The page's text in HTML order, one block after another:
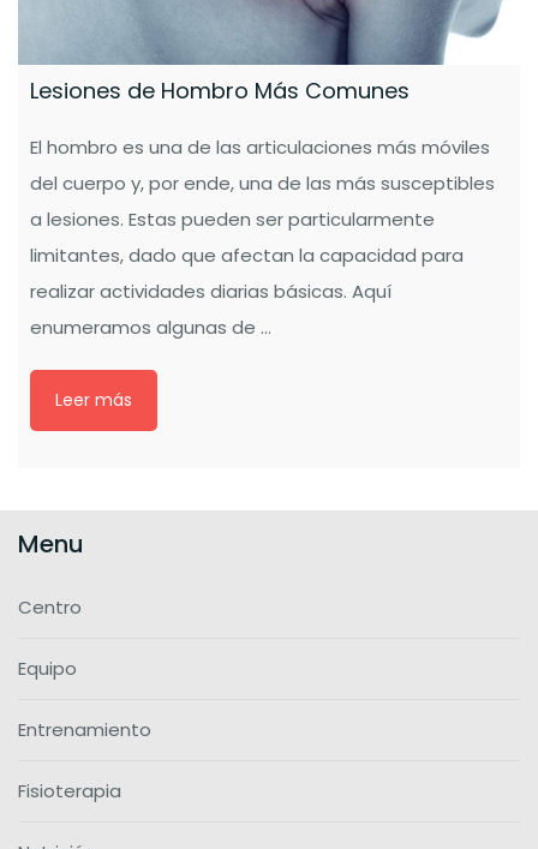
Lesiones de Hombro Más Comunes
El hombro es una de las articulaciones más móviles
del cuerpo y, por ende, una de las más susceptibles
a lesiones. Estas pueden ser particularmente
limitantes, dado que afectan la capacidad para
realizar actividades diarias básicas. Aquí
enumeramos algunas de …
Leer más
Menu
Centro
Equipo
Entrenamiento
Fisioterapia